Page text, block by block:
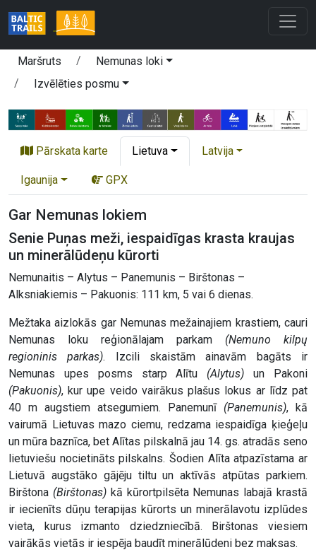
Maršruts
Nemunas loki
Izvēlēties posmu
Pārskata karte Lietuva Latvija
Igaunija GPX
Gar Nemunas lokiem
Senie Puņas meži, iespaidīgas krasta kraujas
un minerālūdeņu kūrorti
Nemunaitis – Alytus – Panemunis – Birštonas –
Alksniakiemis – Pakuonis: 111 km, 5 vai 6 dienas.
Mežtaka aizlokās gar Nemunas mežainajiem krastiem, cauri
Nemunas loku reģionālajam parkam (Nemuno kilpų
regioninis parkas). Izcili skaistām ainavām bagāts ir
Nemunas upes posms starp Alītu (Alytus) un Pakoni
(Pakuonis), kur upe veido vairākus plašus lokus ar līdz pat
40 m augstiem atsegumiem. Panemunī (Panemunis), kā
vairumā Lietuvas mazo ciemu, redzama iespaidīga ķieģeļu
un mūra baznīca, bet Alītas pilskalnā jau 14. gs. atradās seno
lietuviešu nocietināts pilskalns. Šodien Alīta atpazīstama ar
Lietuvā augstāko gājēju tiltu un aktīvās atpūtas parkiem.
Birštona (Birštonas)kā kūrortpilsēta Nemunas labajā krastā
ir iecienīts dūņu terapijas kūrorts un minerālavotu izplūdes
vieta, kurus izmanto dziedzniecībā. Birštonas viesiem
vairākās vietās ir iespēja baudīt minerālūdeni bez maksas.